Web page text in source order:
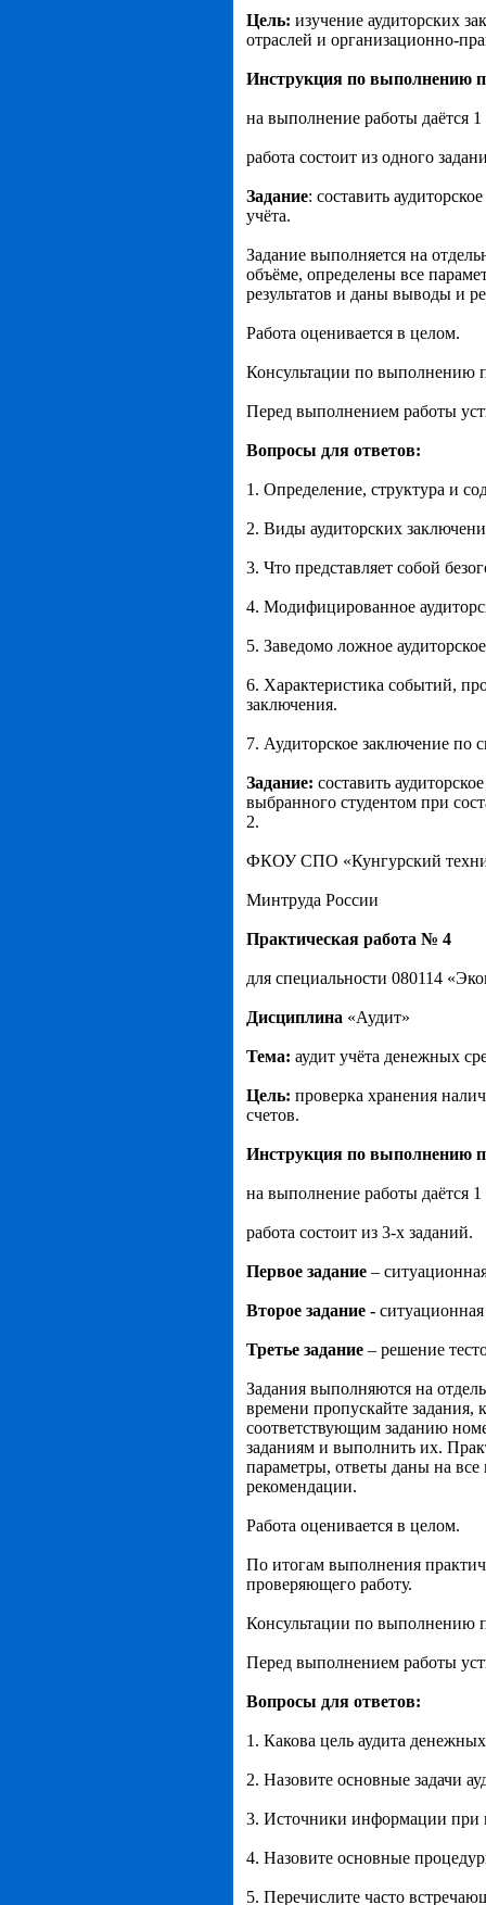
Цель: изучение аудиторских
отраслей и организационно-
Инструкция по выполнению
на выполнение работы даётся 1
работа состоит из одного
Задание: составить
учёта.
Задание выполняется на
объёме, определены все
результатов и даны выводы и
Работа оценивается в целом.
Консультации по выполнению
Перед выполнением работы
Вопросы для ответов:
1. Определение, структура и
2. Виды аудиторских
3. Что представляет собой
4. Модифицированное
5. Заведомо ложное
6. Характеристика событий,
заключения.
7. Аудиторское заключение по
Задание: составить
выбранного студентом при
2.
ФКОУ СПО «Кунгурский
Минтруда России
Практическая работа № 4
для специальности 080114
Дисциплина «Аудит»
Тема: аудит учёта денежных
Цель: проверка хранения
счетов.
Инструкция по выполнению
на выполнение работы даётся 1
работа состоит из 3-х заданий.
Первое задание –
Второе задание - ситуационная
Третье задание – решение
Задания выполняются на
времени пропускайте задания,
соответствующим заданию
заданиям и выполнить их.
параметры, ответы даны на
рекомендации.
Работа оценивается в целом.
По итогам выполнения
проверяющего работу.
Консультации по выполнению
Перед выполнением работы
Вопросы для ответов:
1. Какова цель аудита
2. Назовите основные задачи
3. Источники информации при
4. Назовите основные
5. Перечислите часто